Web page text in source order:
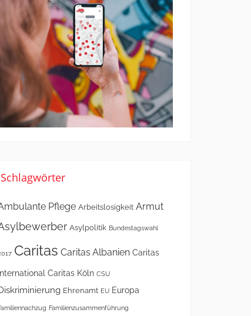
Schlagwörter
Pflege Arbeitslosigkeit Armut
Asylpolitik Bundestagswahl
Caritas Caritas Albanien Caritas
Caritas Köln CSU
Ehrenamt EU Europa
Familienzusammenführung